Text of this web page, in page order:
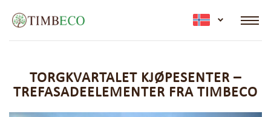
active
TORGKVARTALET KJØPESENTER –
TREFASADEELEMENTER FRA TIMBECO